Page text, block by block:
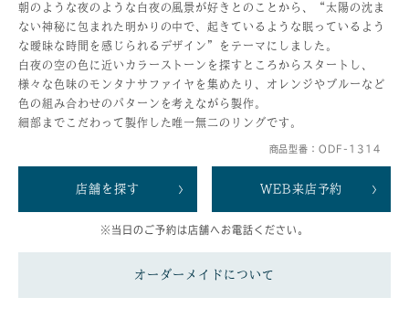
朝のような夜のような白夜の風景が好きとのことから、“太陽の沈ま
ない神秘に包まれた明かりの中で、起きているような眠っているよう
な曖昧な時間を感じられるデザイン”をテーマにしました。
白夜の空の色に近いカラーストーンを探すところからスタートし、
様々な色味のモンタナサファイヤを集めたり、オレンジやブルーなど
色の組み合わせのパターンを考えながら製作。
細部までこだわって製作した唯一無二のリングです。
商品型番：ODF-1314
店舗を探す WEB来店予約
※当日のご予約は店舗へお電話ください。
オーダーメイドについて